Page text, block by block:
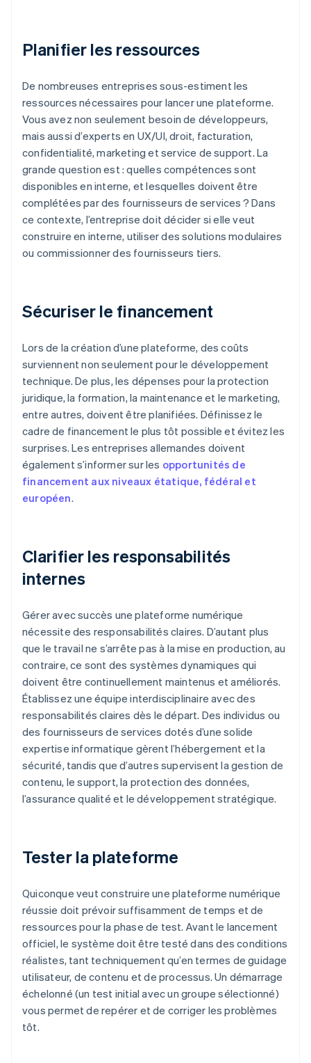
Planifier les ressources
De nombreuses entreprises sous-estiment les
ressources nécessaires pour lancer une plateforme.
Vous avez non seulement besoin de développeurs,
mais aussi d’experts en UX/UI, droit, facturation,
confidentialité, marketing et service de support. La
grande question est : quelles compétences sont
disponibles en interne, et lesquelles doivent être
complétées par des fournisseurs de services ? Dans
ce contexte, l’entreprise doit décider si elle veut
construire en interne, utiliser des solutions modulaires
ou commissionner des fournisseurs tiers.
Sécuriser le financement
Lors de la création d’une plateforme, des coûts
surviennent non seulement pour le développement
technique. De plus, les dépenses pour la protection
juridique, la formation, la maintenance et le marketing,
entre autres, doivent être planifiées. Définissez le
cadre de financement le plus tôt possible et évitez les
surprises. Les entreprises allemandes doivent
également s’informer sur les opportunités de
financement aux niveaux étatique, fédéral et
européen.
Clarifier les responsabilités
internes
Gérer avec succès une plateforme numérique
nécessite des responsabilités claires. D’autant plus
que le travail ne s’arrête pas à la mise en production, au
contraire, ce sont des systèmes dynamiques qui
doivent être continuellement maintenus et améliorés.
Établissez une équipe interdisciplinaire avec des
responsabilités claires dès le départ. Des individus ou
des fournisseurs de services dotés d’une solide
expertise informatique gèrent l’hébergement et la
sécurité, tandis que d’autres supervisent la gestion de
contenu, le support, la protection des données,
l’assurance qualité et le développement stratégique.
Tester la plateforme
Quiconque veut construire une plateforme numérique
réussie doit prévoir suffisamment de temps et de
ressources pour la phase de test. Avant le lancement
officiel, le système doit être testé dans des conditions
réalistes, tant techniquement qu’en termes de guidage
utilisateur, de contenu et de processus. Un démarrage
échelonné (un test initial avec un groupe sélectionné)
vous permet de repérer et de corriger les problèmes
tôt.